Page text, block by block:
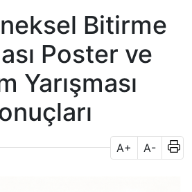
Bitirme
Poster ve
Yarışması
A+ A-